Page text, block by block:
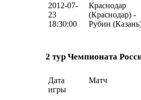
2012-07-
23
18:30:00
Краснодар
(Краснодар) -
Рубин
2 тур Чемпионата
Дата
игры
Матч